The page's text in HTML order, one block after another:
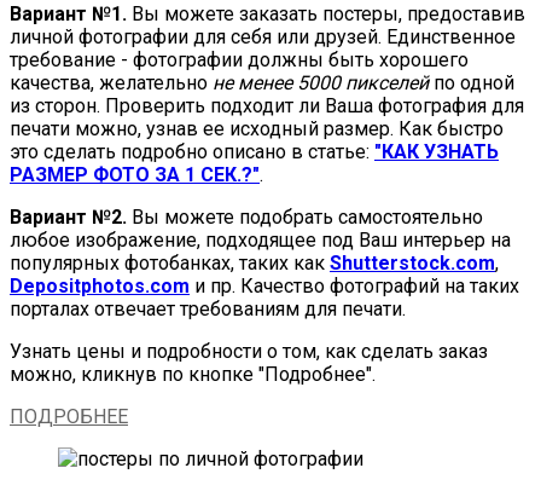
Вариант №1. Вы можете заказать постеры, предоставив
личной фотографии для себя или друзей. Единственное
требование - фотографии должны быть хорошего
качества, желательно не менее 5000 пикселейпо одной
из сторон. Проверить подходит ли Ваша фотография для
печати можно, узнав ее исходный размер. Как быстро
это сделать подробно описано в статье: "КАК УЗНАТЬ
РАЗМЕР ФОТО ЗА 1 СЕК.?".
Вариант №2. Вы можете подобрать самостоятельно
любое изображение, подходящее под Ваш интерьер на
популярных фотобанках, таких как Shutterstock.com,
Depositphotos.com и пр. Качество фотографий на таких
порталах отвечает требованиям для печати.
Узнать цены и подробности о том, как сделать заказ
можно, кликнув по кнопке "Подробнее".
ПОДРОБНЕЕ